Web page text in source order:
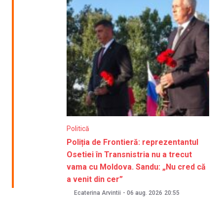
Politică
Poliția de Frontieră: reprezentantul
Osetiei în Transnistria nu a trecut
vama cu Moldova. Sandu: „Nu cred că
a venit din cer”
Ecaterina Arvintii - 06 aug. 2026 20:55